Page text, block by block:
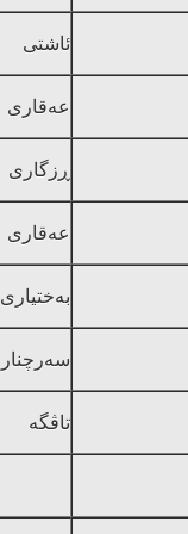
ئاشتی
عه‌قاری
ڕزگاری
عه‌قاری
به‌ختیاری
سه‌رچنار
تاڤگه‌